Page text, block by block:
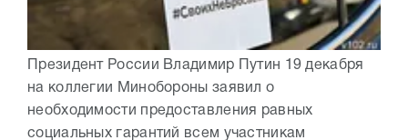
Президент России Владимир Путин 19 декабря
на коллегии Минобороны заявил о
необходимости предоставления равных
социальных гарантий всем участникам